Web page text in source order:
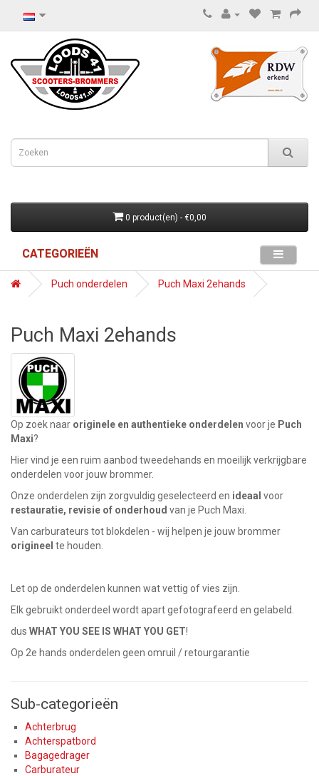
0 product(en) - €0,00
CATEGORIEËN
Puch onderdelen Puch Maxi 2ehands
Puch Maxi 2ehands
Op zoek naar originele en authentieke onderdelen voor je Puch
Maxi?
Hier vind je een ruim aanbod tweedehands en moeilijk verkrijgbare
onderdelen voor jouw brommer.
Onze onderdelen zijn zorgvuldig geselecteerd en ideaal voor
restauratie, revisie of onderhoud van je Puch Maxi.
Van carburateurs tot blokdelen - wij helpen je jouw brommer
origineel te houden.
Let op de onderdelen kunnen wat vettig of vies zijn.
Elk gebruikt onderdeel wordt apart gefotografeerd en gelabeld.
dus WHAT YOU SEE IS WHAT YOU GET!
Op 2e hands onderdelen geen omruil / retourgarantie
Sub-categorieën
Achterbrug
Achterspatbord
Bagagedrager
Carburateur